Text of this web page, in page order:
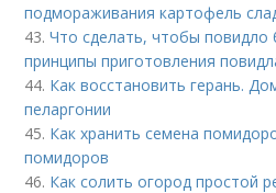
подмораживания картофель
43.Что сделать, чтобы
принципы приготовления
44. Как восстановить герань.
пеларгонии
45. Как хранить семена
помидоров
46. Как солить огород простой